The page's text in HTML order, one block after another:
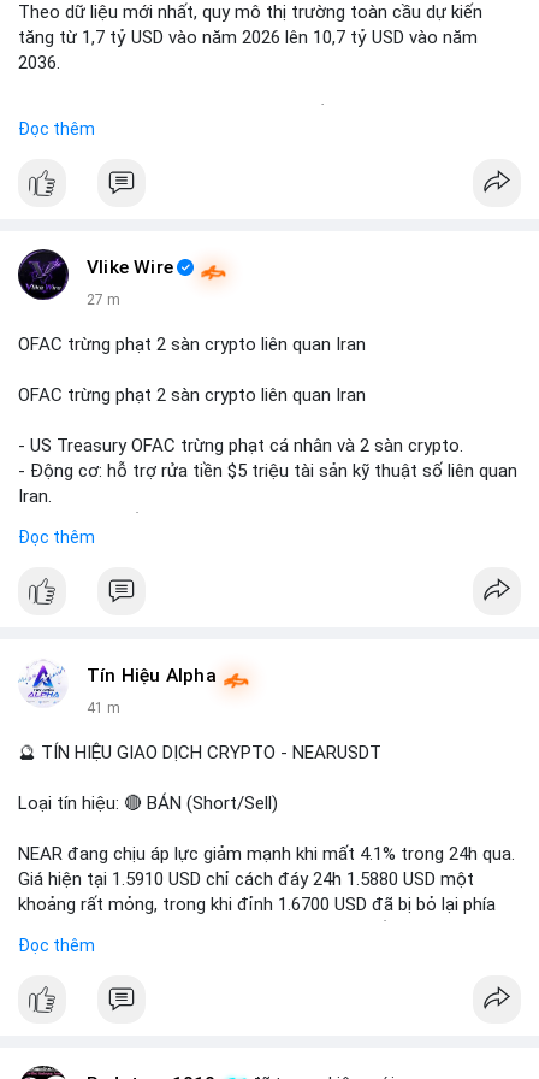
Lời khuyên: Nhà đầu tư nhỏ lẻ nên quan sát thêm 2-4 giờ sau
khi giao dịch được xác nhận, tránh hành động theo cảm xúc.
ưu tiên quản trị rủi ro trong giai đoạn biến động mạnh.
#btcmempool65k
Theo dữ liệu mới nhất, quy mô thị trường toàn cầu dự kiến
tăng từ 1,7 tỷ USD vào năm 2026 lên 10,7 tỷ USD vào năm
2036.
hàng năm (CAGR) ấn tượng lên tới 20,2%.
Điều gì đang thúc đẩy sự tăng trưởng vượt bậc này? Hãy cùng
Đọc thêm
Vlike Wire
27 m
OFAC trừng phạt 2 sàn crypto liên quan Iran
OFAC trừng phạt 2 sàn crypto liên quan Iran
- US Treasury OFAC trừng phạt cá nhân và 2 sàn crypto.
- Động cơ: hỗ trợ rửa tiền $5 triệu tài sản kỹ thuật số liên quan
Iran.
- Tác động: rủi ro cho thị trường crypto, tăng áp lực pháp lý.
#binancesquare
#vlikevn #titanbot
📰 Nguồn: Cointelegraph
Đọc thêm
Tín Hiệu Alpha
41 m
🔮 TÍN HIỆU GIAO DỊCH CRYPTO - NEARUSDT
Loại tín hiệu: 🔴 BÁN (Short/Sell)
NEAR đang chịu áp lực giảm mạnh khi mất 4.1% trong 24h qua.
Giá hiện tại 1.5910 USD chỉ cách đáy 24h 1.5880 USD một
khoảng rất mỏng, trong khi đỉnh 1.6700 USD đã bị bỏ lại phía
kiểm soát hoàn toàn. Khối lượng giao dịch 10.29 triệu NEAR
tiếp diễn.
Đọc thêm